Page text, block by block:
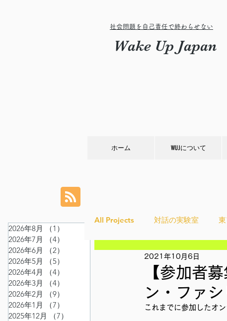
社会問題を自己責任で終わらせない
Wake Up Japan
ホーム WUJについて
2026年8月 （1）
2026年7月
（4）
4件の記事
2026年6月
（2）
2件の記事
2026年5月
（5）
2026年4月
（4）
2026年3月
（4）
2026年2月
（9）
2026年1月
（7）
2025年12月
（7）
All Projects 対話の実験室
Ethical＆Sustainably
IMPACT Japan studytour
【参加者
ン・ファ
2021年10月6日
これまでに参加したオ